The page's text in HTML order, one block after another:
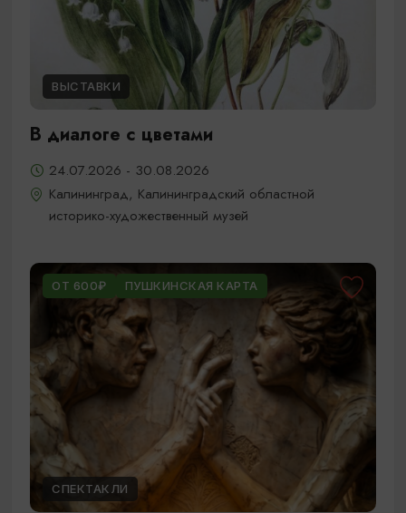
ВЫСТАВКИ
В диалоге с цветами
24.07.2026 - 30.08.2026
Калининград, Калининградский областной
историко-художественный музей
ОТ 600₽ ПУШКИНСКАЯ КАРТА
СПЕКТАКЛИ